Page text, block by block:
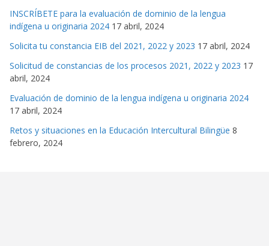
INSCRÍBETE para la evaluación de dominio de la lengua
indígena u originaria 2024 17 abril, 2024
Solicita tu constancia EIB del 2021, 2022 y 2023 17 abril, 2024
Solicitud de constancias de los procesos 2021, 2022 y 2023 17
abril, 2024
Evaluación de dominio de la lengua indígena u originaria 2024
17 abril, 2024
Retos y situaciones en la Educación Intercultural Bilingüe 8
febrero, 2024